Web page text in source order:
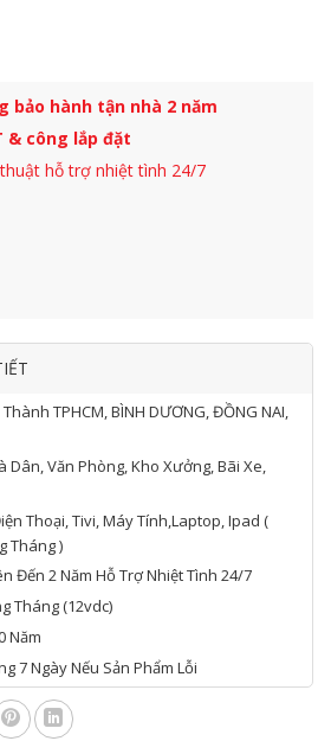
bảo hành tận nhà 2 năm
& công lắp đặt
hỗ trợ nhiệt tình 24/7
TPHCM, BÌNH DƯƠNG, ĐỒNG NAI,
Dân, Văn Phòng, Kho Xưởng, Bãi Xe,
Thoại, Tivi, Máy Tính,laptop, Ipad (
Tháng )
Đến 2 Năm Hỗ Trợ Nhiệt Tình 24/7
Tháng (12vdc)
Năm
7 Ngày Nếu Sản Phẩm Lỗi